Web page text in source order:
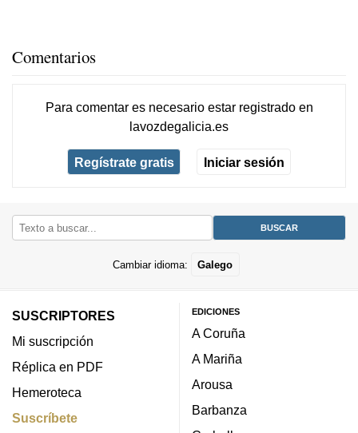
Comentarios
Para comentar es necesario estar registradoen
lavozdegalicia.es
Regístrate gratis Iniciar sesión
Cambiar idioma: Galego
SUSCRIPTORES
Mi suscripción
Réplica en PDF
Hemeroteca
Suscríbete
EDICIONES
A Coruña
A Mariña
Arousa
Barbanza